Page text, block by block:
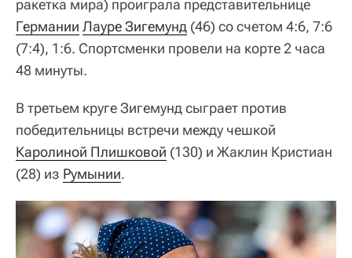
ракетка мира) проиграла представительнице
Германии Лауре Зигемунд (46) со счетом 4:6, 7:6
(7:4), 1:6. Спортсменки провели на корте 2 часа
48 минуты.
В третьем круге Зигемунд сыграет против
победительницы встречи между чешкой
Каролиной Плишковой (130) и Жаклин Кристиан
(28) из Румынии.